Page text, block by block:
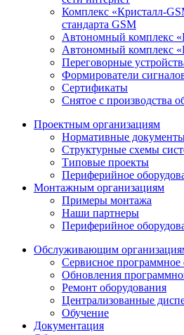
Комплекс «Кристалл-
стандарта GSM
Автономный комплекс
Автономный комплекс
Переговорные
Формирователи
Сертификаты
Снятое с производства
Проектным организациям
Нормативные
Структурные схемы
Типовые проекты
Периферийное
Монтажным организациям
Примеры монтажа
Наши партнеры
Периферийное
Обслуживающим
Сервисное программное
Обновления
Ремонт оборудования
Централизованные
Обучение
Документация